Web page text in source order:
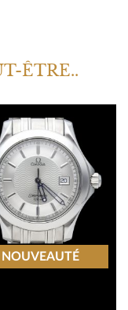
ÊTRE..
NOUVEAUTÉ